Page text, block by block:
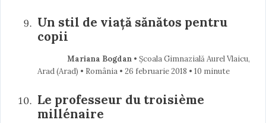
Un stil de viaţă sănătos pentru
copii
Mariana Bogdan• Școala Gimnazială Aurel Vlaicu,
Arad (Arad) • România
26 februarie 2018 • 10 minute
Le professeur du troisième
millénaire